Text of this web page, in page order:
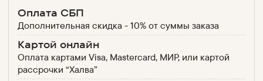
Оплата СБП
Дополнительная скидка - 10% от суммы заказа
Картой онлайн
Оплата картами Visa, Mastercard, МИР, или картой
рассрочки “Халва”